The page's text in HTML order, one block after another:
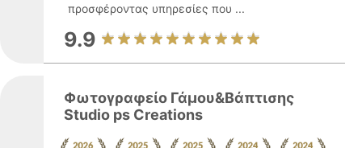
προσφέροντας υπηρεσίες που ...
9.9
Φωτογραφείο Γάμου&Βάπτισης
Studio ps Creations